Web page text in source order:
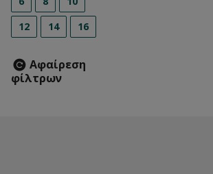
12
14 16
Αφαίρεση
φίλτρων